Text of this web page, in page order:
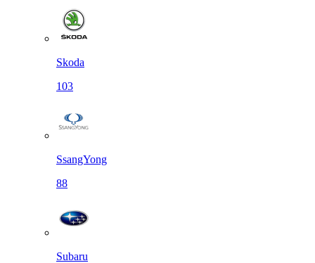
Skoda
103
SsangYong
88
Subaru